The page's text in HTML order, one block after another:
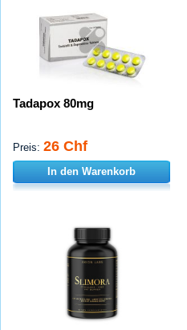
Tadapox 80mg
Preis: 26 Chf
In den Warenkorb